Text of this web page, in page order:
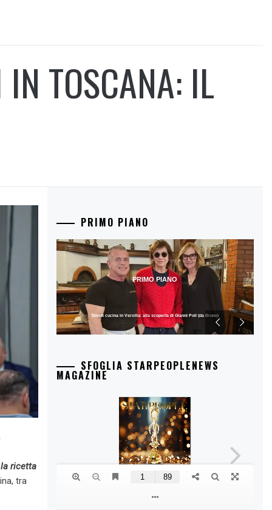
TOSCANA: IL
ricetta
tra
PRIMO PIANO
Talenti cucina in Versilia: alla scoperta di Gianni Poli (da Bruno)
PRIMO PIANO
SFOGLIA STARPEOPLENEWS
MAGAZINE